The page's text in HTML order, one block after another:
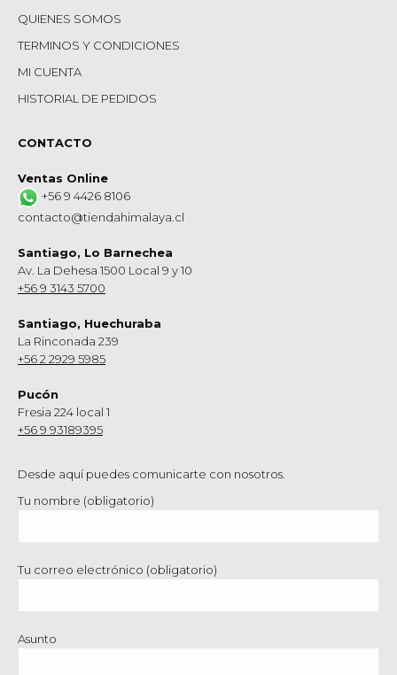
QUIENES SOMOS
TERMINOS Y CONDICIONES
MI CUENTA
HISTORIAL DE PEDIDOS
CONTACTO
Ventas Online
+56 9 4426 8106
contacto@tiendahimalaya.cl
Santiago, Lo Barnechea
Av. La Dehesa 1500 Local 9 y 10
+56 9 3143 5700
Santiago, Huechuraba
La Rinconada 239
+56 2 2929 5985
Pucón
Fresia 224 local 1
+56 9 93189395
Desde aquí puedes comunicarte con nosotros.
Tu nombre (obligatorio)
Tu correo electrónico (obligatorio)
Asunto